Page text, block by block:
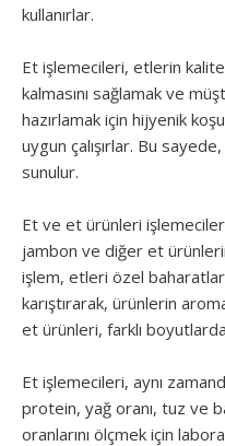
kullanırlar.
Et işlemecileri, etlerin
kalmasını sağlamak ve
hazırlamak için hijyenik
uygun çalışırlar. Bu
sunulur.
Et ve et ürünleri
jambon ve diğer et
işlem, etleri özel
karıştırarak, ürünlerin
et ürünleri, farklı
Et işlemecileri, aynı
protein, yağ oranı, tuz ve
oranlarını ölçmek için